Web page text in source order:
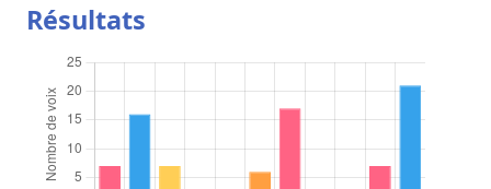
Résultats